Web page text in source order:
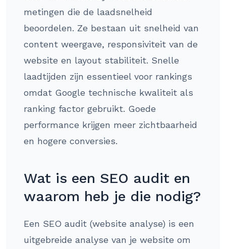
metingen die de laadsnelheid
beoordelen. Ze bestaan uit snelheid van
content weergave, responsiviteit van de
website en layout stabiliteit. Snelle
laadtijden zijn essentieel voor rankings
omdat Google technische kwaliteit als
ranking factor gebruikt. Goede
performance krijgen meer zichtbaarheid
en hogere conversies.
Wat is een SEO audit en
waarom heb je die nodig?
Een SEO audit (website analyse) is een
uitgebreide analyse van je website om